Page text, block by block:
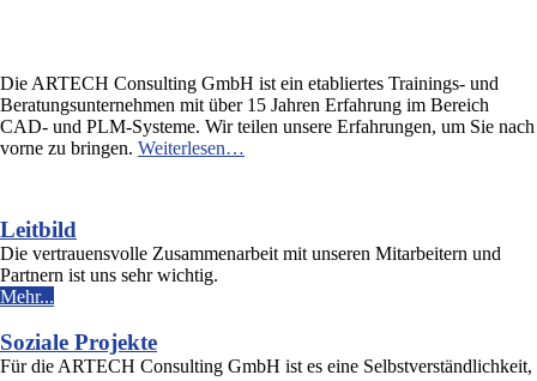
Die ARTECH Consulting GmbH ist ein etabliertes Trainings- und
Beratungsunternehmen mit über 15 Jahren Erfahrung im Bereich
CAD- und PLM-Systeme. Wir teilen unsere Erfahrungen, um Sie nach
vorne zu bringen. Weiterlesen…
Leitbild
Die vertrauensvolle Zusammenarbeit mit unseren Mitarbeitern und
Partnern ist uns sehr wichtig.
Mehr...
Soziale Projekte
Für die ARTECH Consulting GmbH ist es eine Selbstverständlichkeit,